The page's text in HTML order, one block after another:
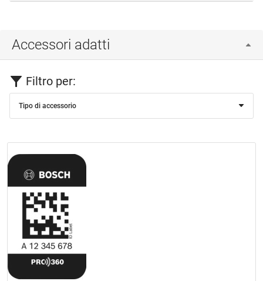
Accessori adatti
Filtro per:
Tipo di accessorio